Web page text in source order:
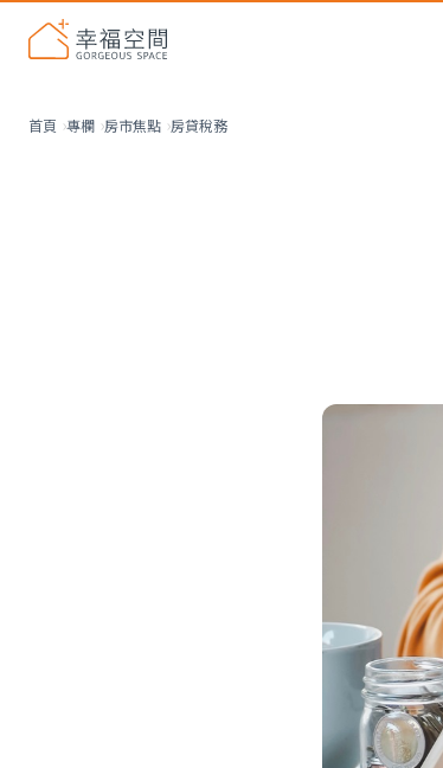
首頁 專欄 房市焦點 房貸稅務